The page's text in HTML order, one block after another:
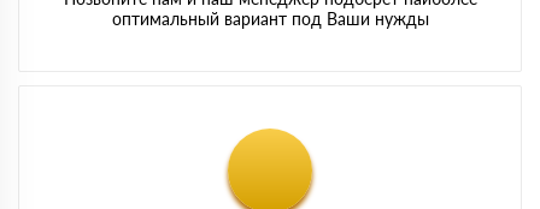
оптимальный вариант под Ваши нужды